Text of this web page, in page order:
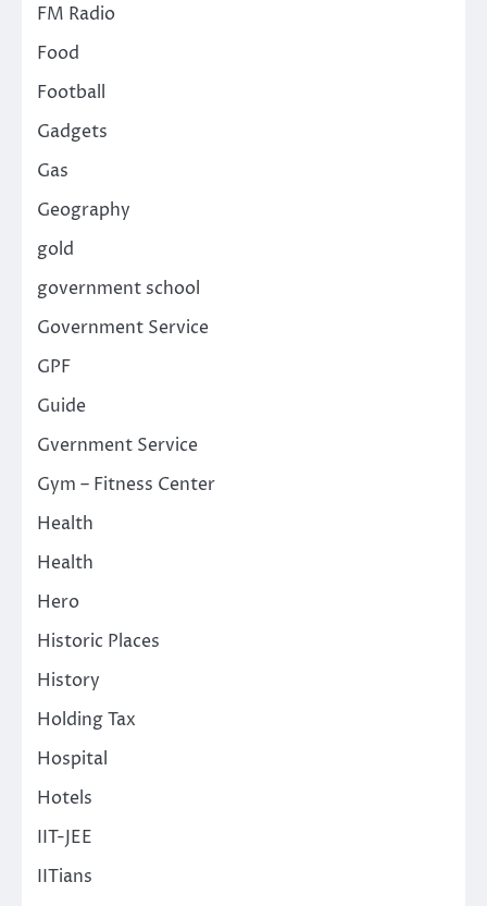
FM Radio
Food
Football
Gadgets
Gas
Geography
gold
government school
Government Service
GPF
Guide
Gvernment Service
Gym – Fitness Center
Health
Health
Hero
Historic Places
History
Holding Tax
Hospital
Hotels
IIT-JEE
IITians